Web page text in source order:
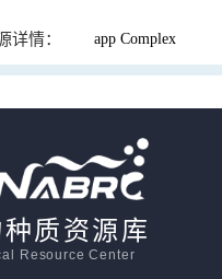
详情： app Complex
质资源库
Resource Center